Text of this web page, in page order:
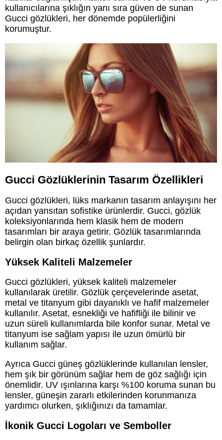
kullanıcılarına şıklığın yanı sıra güven de sunan
Gucci gözlükleri, her dönemde popülerliğini
korumuştur.
Gucci Gözlüklerinin Tasarım Özellikleri
Gucci gözlükleri, lüks markanın tasarım anlayışını her
açıdan yansıtan sofistike ürünlerdir. Gucci, gözlük
koleksiyonlarında hem klasik hem de modern
tasarımları bir araya getirir. Gözlük tasarımlarında
belirgin olan birkaç özellik şunlardır.
Yüksek Kaliteli Malzemeler
Gucci gözlükleri, yüksek kaliteli malzemeler
kullanılarak üretilir. Gözlük çerçevelerinde asetat,
metal ve titanyum gibi dayanıklı ve hafif malzemeler
kullanılır. Asetat, esnekliği ve hafifliği ile bilinir ve
uzun süreli kullanımlarda bile konfor sunar. Metal ve
titanyum ise sağlam yapısı ile uzun ömürlü bir
kullanım sağlar.
Ayrıca Gucci güneş gözlüklerinde kullanılan lensler,
hem şık bir görünüm sağlar hem de göz sağlığı için
önemlidir. UV ışınlarına karşı %100 koruma sunan bu
lensler, güneşin zararlı etkilerinden korunmanıza
yardımcı olurken, şıklığınızı da tamamlar.
İkonik Gucci Logoları ve Semboller